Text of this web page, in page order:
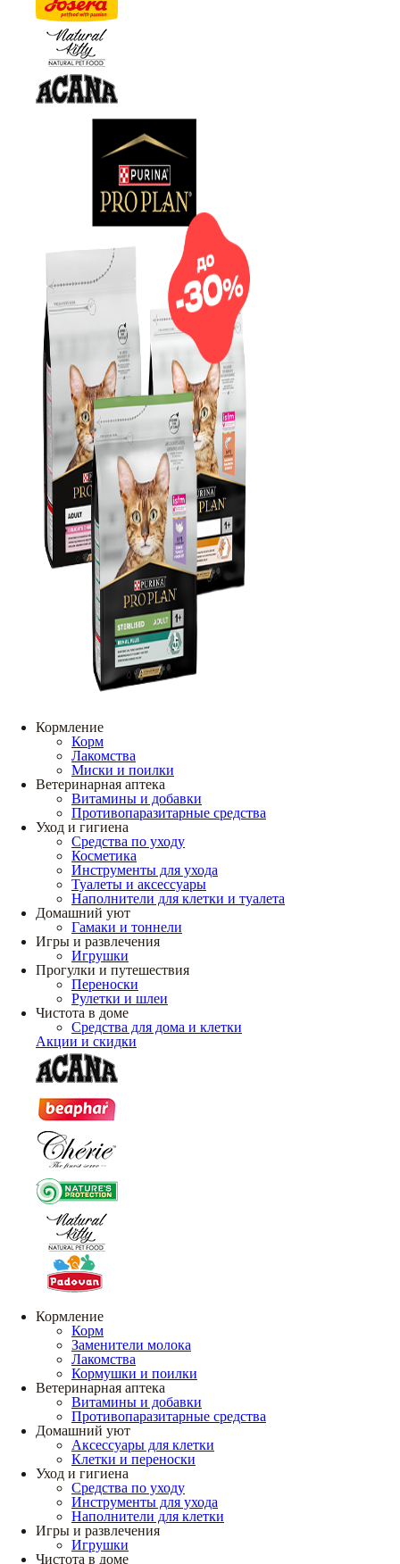
Кормление
Корм
Лакомства
Миски и поилки
Ветеринарная аптека
Витамины и добавки
Противопаразитарные средства
Уход и гигиена
Средства по уходу
Косметика
Инструменты для ухода
Туалеты и аксессуары
Наполнители для клетки и туалета
Домашний уют
Гамаки и тоннели
Игры и развлечения
Игрушки
Прогулки и путешествия
Переноски
Рулетки и шлеи
Чистота в доме
Средства для дома и клетки
Акции и скидки
Кормление
Корм
Заменители молока
Лакомства
Кормушки и поилки
Ветеринарная аптека
Витамины и добавки
Противопаразитарные средства
Домашний уют
Аксессуары для клетки
Клетки и переноски
Уход и гигиена
Средства по уходу
Инструменты для ухода
Наполнители для клетки
Игры и развлечения
Игрушки
Чистота в доме